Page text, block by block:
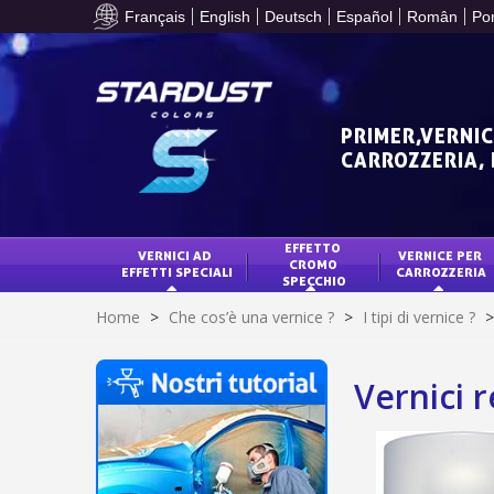
Français English Deutsch Español Român
VERNICI AD
EFFETTI SPECIALI
EFFETTO
CROMO
SPECCHIO
VERNICE PER
CARROZZERIA
Home > Che cos’è una vernice ? > I tipi di vernice ? >
Vernici